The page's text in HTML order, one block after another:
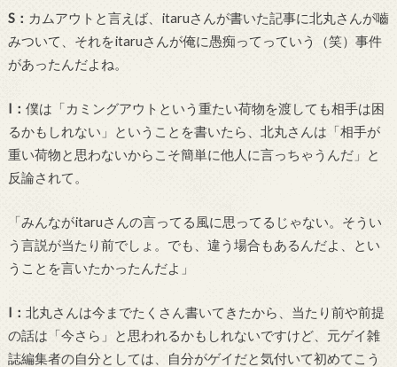
S： カムアウトと言えば、 itaruさんが書いた記事に北丸さんが嚙
みついて、それをitaruさんが俺に愚痴ってっていう（笑）事件
があったんだよね。
I ： 僕は「カミングアウトという重たい荷物を渡しても相手は困
るかもしれない」ということを書いたら、北丸さんは「相手が
重い荷物と思わないからこそ簡単に他人に言っちゃうんだ」と
反論されて。
「みんながitaruさんの言ってる風に思ってるじゃない。そうい
う言説が当たり前でしょ。でも、違う場合もあるんだよ、とい
うことを言いたかったんだよ」
I ： 北丸さんは今までたくさん書いてきたから、当たり前や前提
の話は「今さら」と思われるかもしれないですけど、元ゲイ雑
誌編集者の自分としては、自分がゲイだと気付いて初めてこう